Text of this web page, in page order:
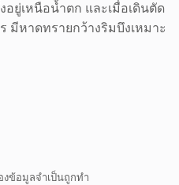
อยู่เหนือน้ำตก และเมื่อเดินตัด
มีหาดทรายกว้างริมบึงเหมาะ
งข้อมูลจำเป็นถูกทำ